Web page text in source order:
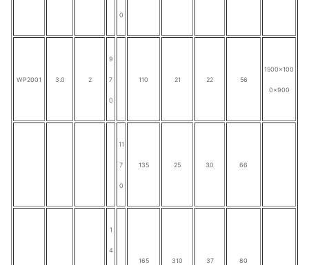
0
WP2001 3.0 2
9
7
0
110 21 22 56
1500×100
0×900
11
7
0
135 25 30 66
1
4
165 310 37 80